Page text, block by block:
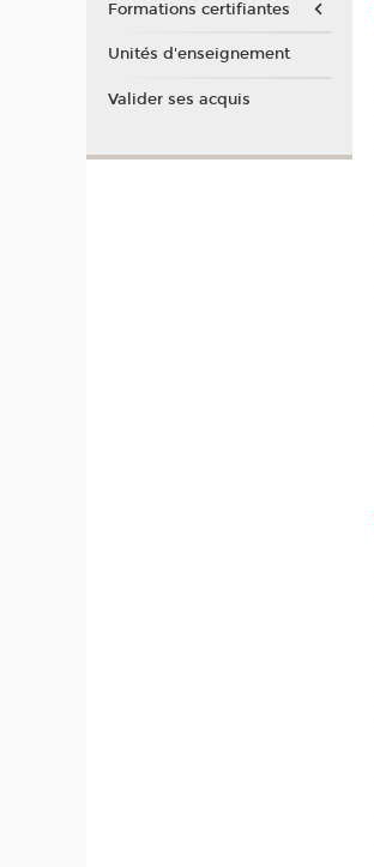
Formations certifiantes
Unités d'enseignement
Valider ses acquis